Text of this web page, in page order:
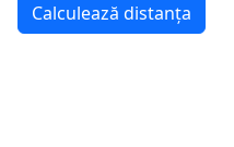
Calculează distanța